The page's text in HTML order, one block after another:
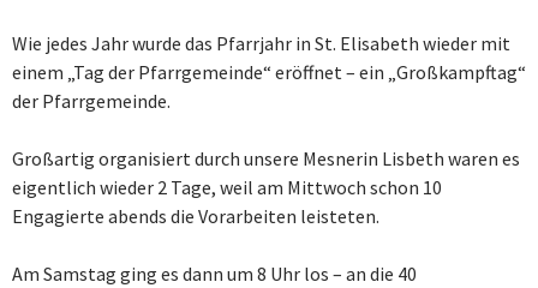
Wie jedes Jahr wurde das Pfarrjahr in St. Elisabeth wieder mit
einem „Tag der Pfarrgemeinde“ eröffnet – ein „Großkampftag“
der Pfarrgemeinde.
Großartig organisiert durch unsere Mesnerin Lisbeth waren es
eigentlich wieder 2 Tage, weil am Mittwoch schon 10
Engagierte abends die Vorarbeiten leisteten.
Am Samstag ging es dann um 8 Uhr los – an die 40